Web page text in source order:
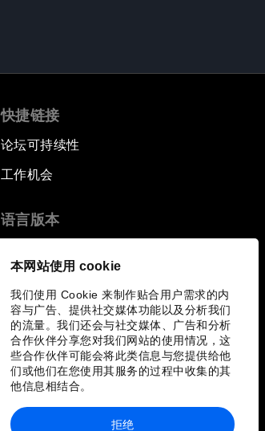
本网站使用 cookie
我们使用 Cookie 来制作贴合用户需求的内
容与广告、提供社交媒体功能以及分析我们
的流量。我们还会与社交媒体、广告和分析
合作伙伴分享您对我们网站的使用情况，这
些合作伙伴可能会将此类信息与您提供给他
们或他们在您使用其服务的过程中收集的其
他信息相结合。
拒绝
快捷链接
论坛可持续性
工作机会
语言版本